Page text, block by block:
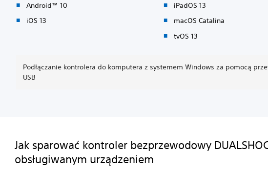
Android™ 10
iOS 13
iPadOS 13
macOS Catalina
tvOS 13
Podłączanie kontrolera do komputera z systemem Windows za pomocą
USB
Jak sparować kontroler bezprzewodowy
obsługiwanym urządzeniem